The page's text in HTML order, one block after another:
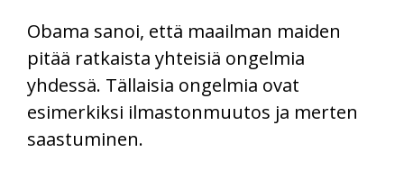
Obama sanoi, että maailman maiden
pitää ratkaista yhteisiä ongelmia
yhdessä. Tällaisia ongelmia ovat
esimerkiksi ilmastonmuutos ja merten
saastuminen.